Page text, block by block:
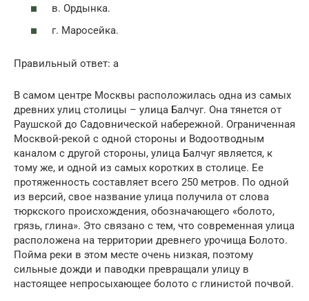
в. Ордынка.
г. Маросейка.
Правильный ответ: а
В самом центре Москвы расположилась одна из самых
древних улиц столицы – улица Балчуг. Она тянется от
Раушской до Садовнической набережной. Ограниченная
Москвой-рекой с одной стороны и Водоотводным
каналом с другой стороны, улица Балчуг является, к
тому же, и одной из самых коротких в столице. Ее
протяженность составляет всего 250 метров. По одной
из версий, свое название улица получила от слова
тюркского происхождения, обозначающего «болото,
грязь, глина». Это связано с тем, что современная улица
расположена на территории древнего урочища Болото.
Пойма реки в этом месте очень низкая, поэтому
сильные дожди и паводки превращали улицу в
настоящее непросыхающее болото с глинистой почвой.